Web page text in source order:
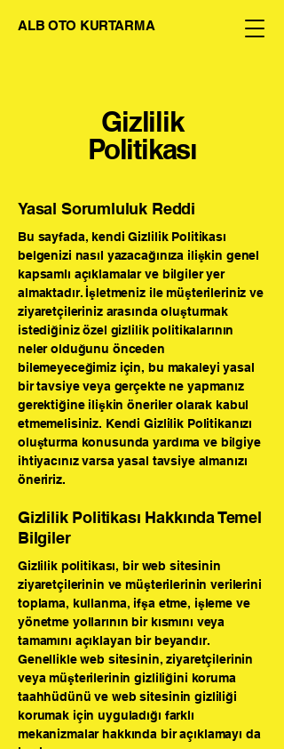
ALB OTO KURTARMA
Gizlilik
Politikası
Yasal Sorumluluk Reddi
Bu sayfada, kendi Gizlilik Politikası
belgenizi nasıl yazacağınıza ilişkin genel
kapsamlı açıklamalar ve bilgiler yer
almaktadır. İşletmeniz ile müşterileriniz ve
ziyaretçileriniz arasında oluşturmak
istediğiniz özel gizlilik politikalarının
neler olduğunu önceden
bilemeyeceğimiz için, bu makaleyi yasal
bir tavsiye veya gerçekte ne yapmanız
gerektiğine ilişkin öneriler olarak kabul
etmemelisiniz. Kendi Gizlilik Politikanızı
oluşturma konusunda yardıma ve bilgiye
ihtiyacınız varsa yasal tavsiye almanızı
öneririz.
Gizlilik Politikası Hakkında Temel
Bilgiler
Gizlilik politikası, bir web sitesinin
ziyaretçilerinin ve müşterilerinin verilerini
toplama, kullanma, ifşa etme, işleme ve
yönetme yollarının bir kısmını veya
tamamını açıklayan bir beyandır.
Genellikle web sitesinin, ziyaretçilerinin
veya müşterilerinin gizliliğini koruma
taahhüdünü ve web sitesinin gizliliği
korumak için uyguladığı farklı
mekanizmalar hakkında bir açıklamayı da